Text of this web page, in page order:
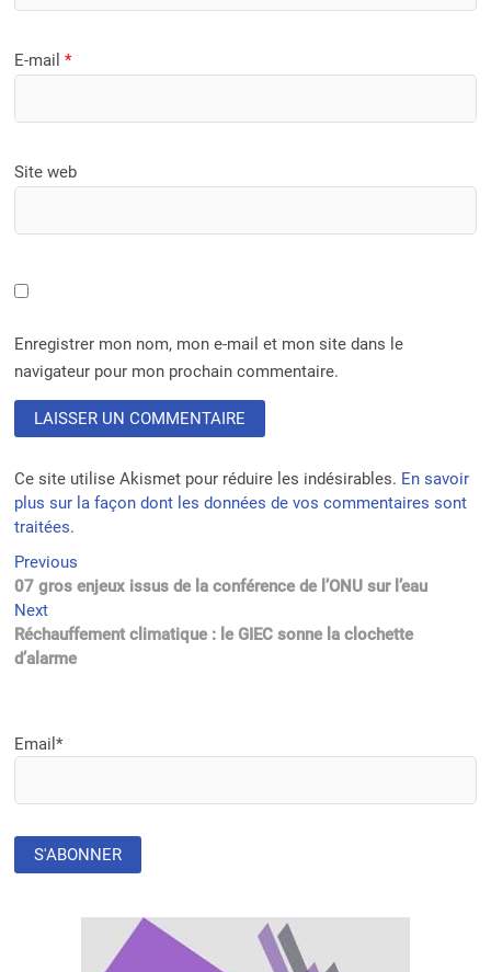
E-mail*
Site web
Enregistrer mon nom, mon e-mail et mon site dans le
navigateur pour mon prochain commentaire.
Ce site utilise Akismet pour réduire les indésirables. En savoir
plus sur la façon dont les données de vos commentaires sont
traitées.
Navigation
de
l’article
Previous
post:
07 gros enjeux issus de la conférence de l’ONU sur l’eau
NextNext
post:
Réchauffement climatique : le GIEC sonne la clochette
d’alarme
Email*